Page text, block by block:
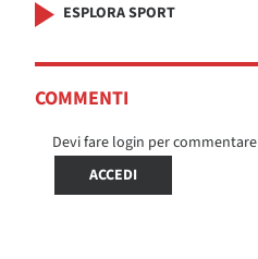
ESPLORA SPORT
COMMENTI
Devi fare login per commentare
ACCEDI